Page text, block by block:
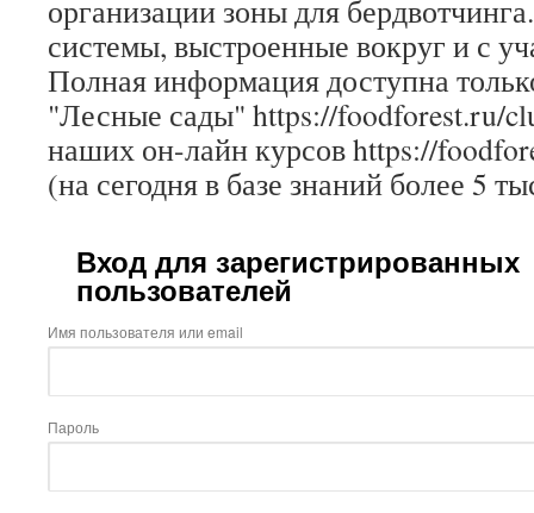
организации зоны для
системы, выстроенные вокруг и с
Полная информация доступна
"Лесные сады" https://foodforest.ru/
наших он-лайн курсов https://
(на сегодня в базе знаний более 5
Вход для зарегистрированных
пользователей
Имя пользователя или email
Пароль